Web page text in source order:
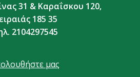
31 & Καραΐσκου 120,
185 35
2104297545
μας